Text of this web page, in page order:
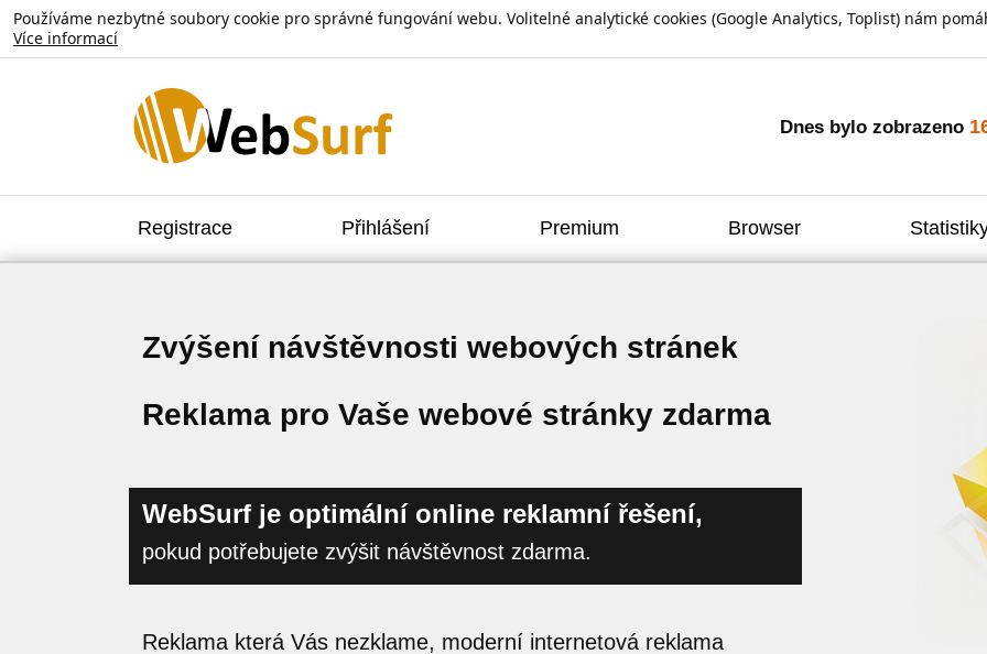
Používáme nezbytné soubory cookie pro správné fungování webu. Volitelné analytické cookies (Google Analytics, Toplist) nám
Více informací
Dnes bylo zobrazeno
Registrace Přihlášení Premium Browser
Zvýšení návštěvnosti webových stránek
Reklama pro Vaše webové stránky zdarma
WebSurf je optimální online reklamní řešení,
pokud potřebujete zvýšit návštěvnost zdarma.
Reklama která Vás nezklame, moderní internetová reklama